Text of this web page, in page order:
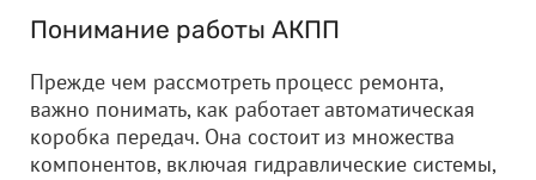
Понимание работы АКПП
Прежде чем рассмотреть процесс ремонта,
важно понимать, как работает автоматическая
коробка передач. Она состоит из множества
компонентов, включая гидравлические системы,